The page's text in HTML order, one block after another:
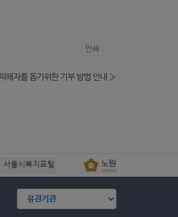
인쇄
해자를 돕기위한 기부 방법 안내 »